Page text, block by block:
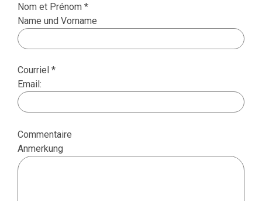
Nom et Prénom *
Name und Vorname
Courriel *
Email:
Commentaire
Anmerkung